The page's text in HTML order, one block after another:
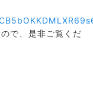
で、是非ご覧くだ